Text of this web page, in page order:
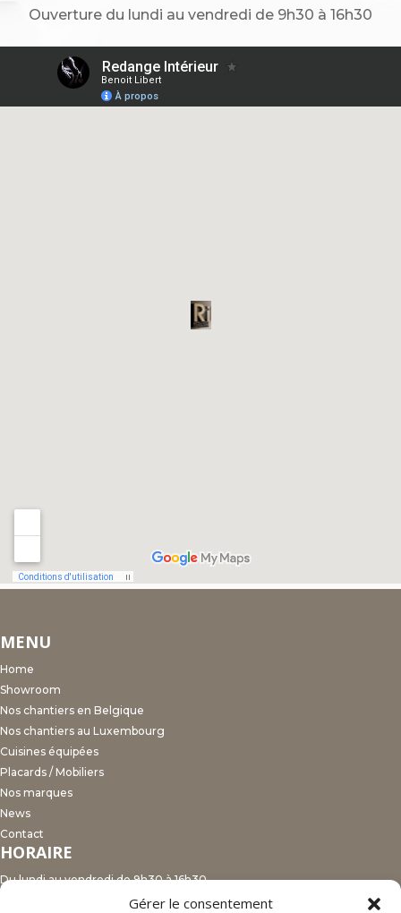
Gérer le consentement
Ouverture du lundi au vendredi de 9h30 à 16h30
MENU
Home
Showroom
Nos chantiers en Belgique
Nos chantiers au Luxembourg
Cuisines équipées
Placards / Mobiliers
Nos marques
News
Contact
HORAIRE
Du lundi au vendredi de 9h30 à 16h30.